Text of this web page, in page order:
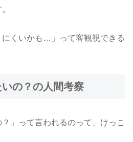
にくいかも…」って客観視できる
の？の人間考察
？」って言われるのって、けっこ